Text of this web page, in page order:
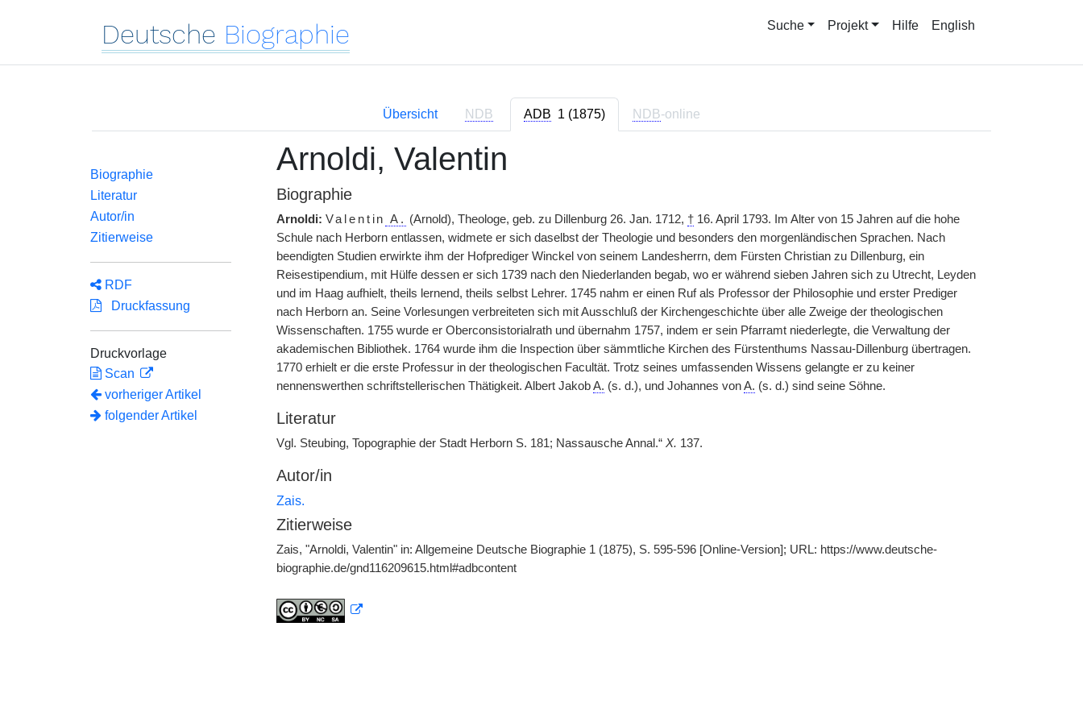
Deutsche Biographie Suche Projekt Hilfe English
Übersicht NDB ADB 1 (1875) NDB-online
Biographie
Literatur
Autor/in
Zitierweise
RDF
Druckfassung
Druckvorlage
Scan
vorheriger Artikel
folgender Artikel
Arnoldi, Valentin
Biographie
Arnoldi: Valentin A. (Arnold), Theologe, geb. zu Dillenburg 26. Jan. 1712, † 16. April 1793. Im Alter von 15 Jahren auf die hohe
Schule nach Herborn entlassen, widmete er sich daselbst der Theologie und besonders den morgenländischen Sprachen. Nach
beendigten Studien erwirkte ihm der Hofprediger Winckel von seinem Landesherrn, dem Fürsten Christian zu Dillenburg, ein
Reisestipendium, mit Hülfe dessen er sich 1739 nach den Niederlanden begab, wo er während sieben Jahren sich zu Utrecht, Leyden
und im Haag aufhielt, theils lernend, theils selbst Lehrer. 1745 nahm er einen Ruf als Professor der Philosophie und erster Prediger
nach Herborn an. Seine Vorlesungen verbreiteten sich mit Ausschluß der Kirchengeschichte über alle Zweige der theologischen
Wissenschaften. 1755 wurde er Oberconsistorialrath und übernahm 1757, indem er sein Pfarramt niederlegte, die Verwaltung der
akademischen Bibliothek. 1764 wurde ihm die Inspection über sämmtliche Kirchen des Fürstenthums Nassau-Dillenburg übertragen.
1770 erhielt er die erste Professur in der theologischen Facultät. Trotz seines umfassenden Wissens gelangte er zu keiner
nennenswerthen schriftstellerischen Thätigkeit. Albert JakobA. (s. d.), und Johannes vonA. (s. d.) sind seine Söhne.
Literatur
Vgl. Steubing, Topographie der Stadt Herborn S. 181; Nassausche Annal.“ X. 137.
Autor/in
Zais.
Zitierweise
Zais, "Arnoldi, Valentin" in: Allgemeine Deutsche Biographie 1 (1875), S. 595-596 [Online-Version]; URL: https://www.deutsche-
biographie.de/gnd116209615.html#adbcontent